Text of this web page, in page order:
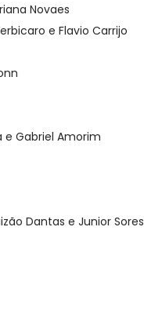
Novaes
e Flavio Carrijo
e Gabriel Amorim
Dantas e Junior Sores